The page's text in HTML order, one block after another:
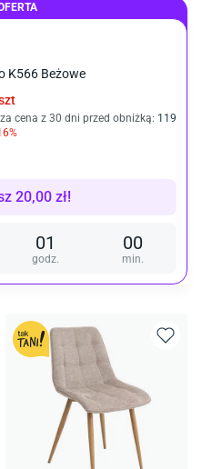
K566 Beżowe
cena z 30 dni przed obniżką: 119
%
20,00 zł!
01
godz.
00
min.